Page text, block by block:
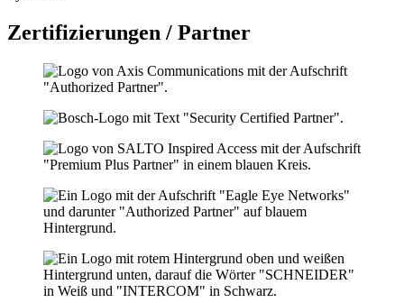
Zertifizierungen / Partner